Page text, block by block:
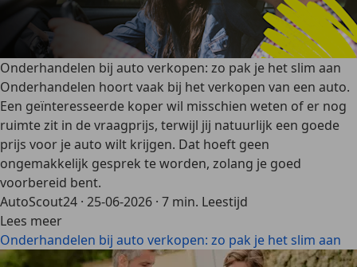
Onderhandelen bij auto verkopen: zo pak je het slim aan
Onderhandelen hoort vaak bij het verkopen van een auto.
Een geïnteresseerde koper wil misschien weten of er nog
ruimte zit in de vraagprijs, terwijl jij natuurlijk een goede
prijs voor je auto wilt krijgen. Dat hoeft geen
ongemakkelijk gesprek te worden, zolang je goed
voorbereid bent.
AutoScout24 · 25-06-2026 · 7 min. Leestijd
Lees meer
Onderhandelen bij auto verkopen: zo pak je het slim aan